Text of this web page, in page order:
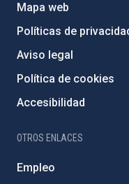
Mapa web
Políticas de
Aviso legal
Política de cookies
Accesibilidad
OTROS ENLACES
Empleo